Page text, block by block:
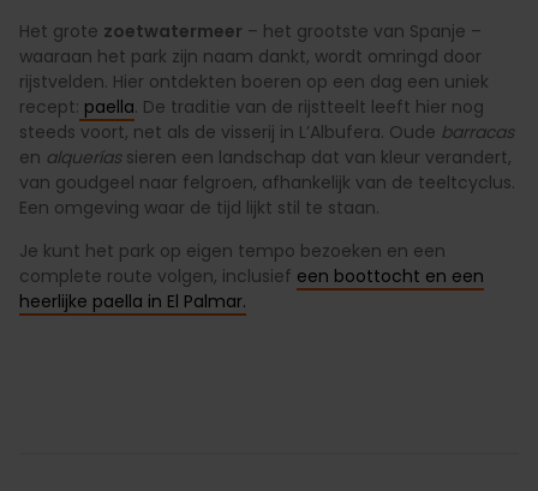
Het grote zoetwatermeer – het grootste van Spanje –
waaraan het park zijn naam dankt, wordt omringd door
rijstvelden. Hier ontdekten boeren op een dag een uniek
recept: paella. De traditie van de rijstteelt leeft hier nog
steeds voort, net als de visserij in L’Albufera. Oude barracas
en alqueríassieren een landschap dat van kleur verandert,
van goudgeel naar felgroen, afhankelijk van de teeltcyclus.
Een omgeving waar de tijd lijkt stil te staan.
Je kunt het park op eigen tempo bezoeken en een
complete route volgen, inclusief een boottocht en een
heerlijke paella in El Palmar.